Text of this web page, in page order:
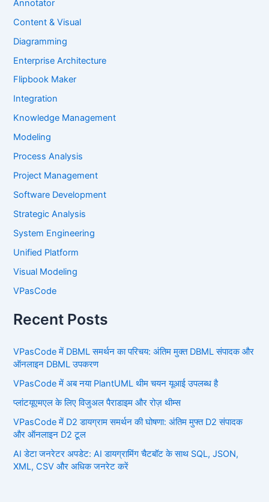
Annotator
Content & Visual
Diagramming
Enterprise Architecture
Flipbook Maker
Integration
Knowledge Management
Modeling
Process Analysis
Project Management
Software Development
Strategic Analysis
System Engineering
Unified Platform
Visual Modeling
VPasCode
Recent Posts
VPasCode में DBML समर्थन का परिचय: अंतिम मुक्त DBML संपादक और
ऑनलाइन DBML उपकरण
VPasCode में अब नया PlantUML थीम चयन यूआई उपलब्ध है
प्लांटयूएमएल के लिए विजुअल पैराडाइम और रोज़ थीम्स
VPasCode में D2 डायग्राम समर्थन की घोषणा: अंतिम मुफ्त D2 संपादक
और ऑनलाइन D2 टूल
AI डेटा जनरेटर अपडेट: AI डायग्रामिंग चैटबॉट के साथ SQL, JSON,
XML, CSV और अधिक जनरेट करें